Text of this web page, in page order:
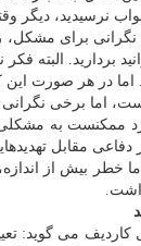
نرسیدید، دیگر
برای
بردارید. البته
در هر صورت این
اما برخی
تنها یک مورد
مقابل
خطر بیش از
می گوید: